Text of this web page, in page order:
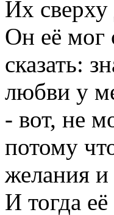
Их сверху
Он её мог
сказать:
любви у
- вот, не
потому
желания и
И тогда